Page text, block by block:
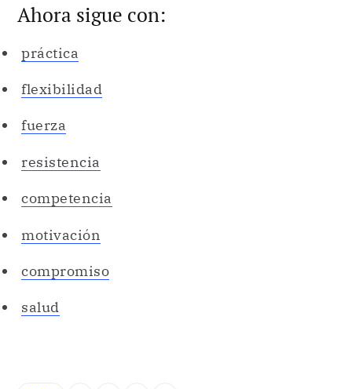
Ahora sigue con:
práctica
flexibilidad
fuerza
resistencia
competencia
motivación
compromiso
salud